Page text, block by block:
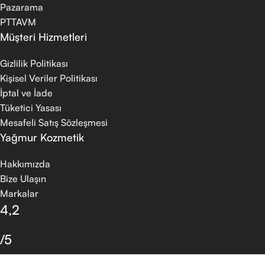
Pazarama
PTTAVM
Müşteri Hizmetleri
Gizlilik Politikası
Kişisel Veriler Politikası
İptal ve İade
Tüketici Yasası
Mesafeli Satış Sözleşmesi
Yağmur Kozmetik
Hakkımızda
Bize Ulaşın
Markalar
4,2
/5